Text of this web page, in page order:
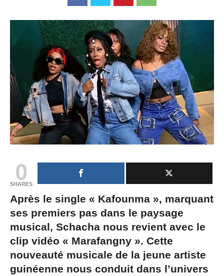
0
SHARES
Après le single « Kafounma », marquant
ses premiers pas dans le paysage
musical, Schacha nous revient avec le
clip vidéo « Marafangny ». Cette
nouveauté musicale de la jeune artiste
guinéenne nous conduit dans l’univers